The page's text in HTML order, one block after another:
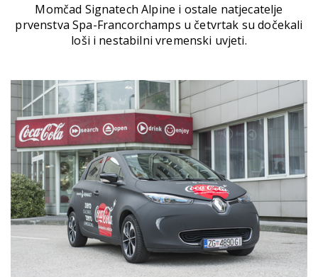
Momčad Signatech Alpine i ostale natjecatelje
prvenstva Spa-Francorchamps u četvrtak su dočekali
loši i nestabilni vremenski uvjeti.